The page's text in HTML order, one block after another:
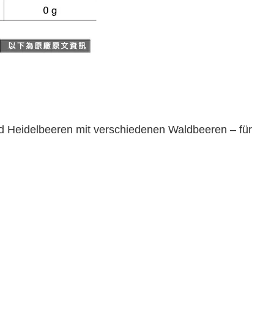
mit verschiedenen Waldbeeren – für